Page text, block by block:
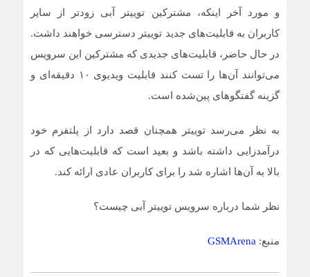
و مورد آخر اینکه، مشترکین توییتر آبی زودتر از سایر
کاربران به قابلیت‌های جدید توییتر دسترسی خواهند داشت.
در حال حاضر، قابلیت‌های جدیدی که مشترکین این سرویس
می‌توانند آن‌ها را تست کنند قابلیت ویدیوی ۱۰ دقیقه‌ای و
گزینه گفتگوهای پین‌شده است.
به نظر می‌رسد توییتر همچنان قصد دارد از پلتفرم خود
درآمدزایی داشته باشد و بعید است که قابلیت‌هایی که در
بالا به آن‌ها اشاره شد را برای کاربران عادی ارائه کند.
نظر شما درباره سرویس توییتر آبی چیست؟
منبع: GSMArena